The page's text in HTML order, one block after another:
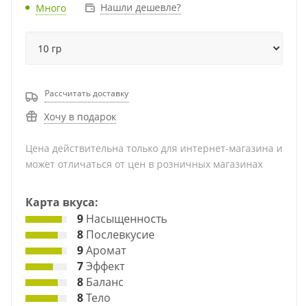
Много Нашли дешевле?
Рассчитать доставку
Хочу в подарок
Цена действительна только для интернет-магазина и
может отличаться от цен в розничных магазинах
Карта вкуса:
9 Насыщенность
8 Послевкусие
9Аромат
7Эффект
8 Баланс
8Тело